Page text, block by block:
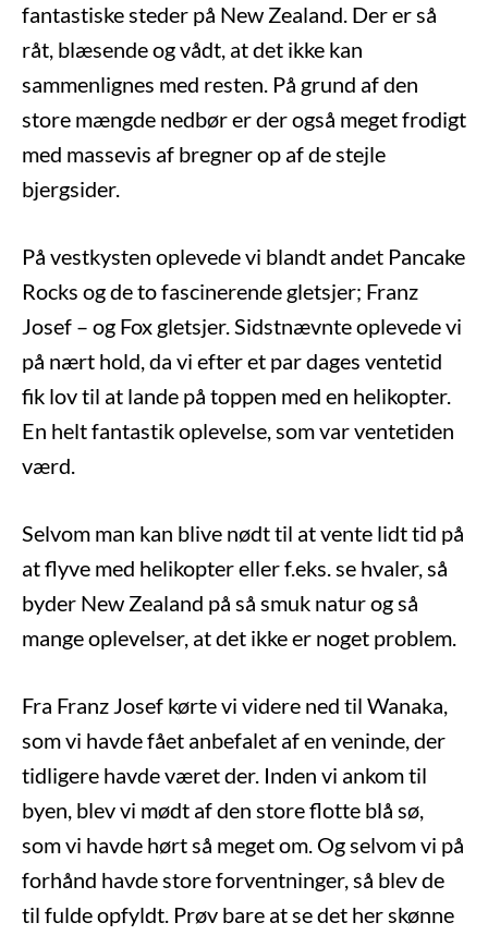
fantastiske steder på New Zealand. Der er så
råt, blæsende og vådt, at det ikke kan
sammenlignes med resten. På grund af den
store mængde nedbør er der også meget frodigt
med massevis af bregner op af de stejle
bjergsider.
På vestkysten oplevede vi blandt andet Pancake
Rocks og de to fascinerende gletsjer; Franz
Josef – og Fox gletsjer. Sidstnævnte oplevede vi
på nært hold, da vi efter et par dages ventetid
fik lov til at lande på toppen med en helikopter.
En helt fantastik oplevelse, som var ventetiden
værd.
Selvom man kan blive nødt til at vente lidt tid på
at flyve med helikopter eller f.eks. se hvaler, så
byder New Zealand på så smuk natur og så
mange oplevelser, at det ikke er noget problem.
Fra Franz Josef kørte vi videre ned til Wanaka,
som vi havde fået anbefalet af en veninde, der
tidligere havde været der. Inden vi ankom til
byen, blev vi mødt af den store flotte blå sø,
som vi havde hørt så meget om. Og selvom vi på
forhånd havde store forventninger, så blev de
til fulde opfyldt. Prøv bare at se det her skønne